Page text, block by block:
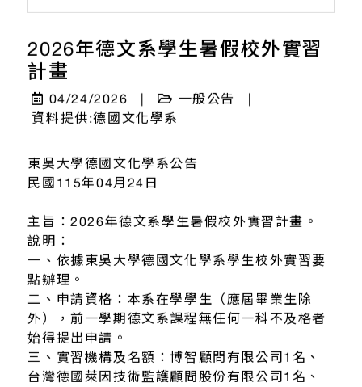
2026年德文系學生暑假校外實習
計畫
04/24/2026 | 一般公告
|
資料提供:德國文化學系
東吳大學德國文化學系公告
民國115年04月24日
主旨：2026年德文系學生暑假校外實習計畫。
說明：
一、依據東吳大學德國文化學系學生校外實習要
點辦理。
二、申請資格：本系在學學生（應屆畢業生除
外），前一學期德文系課程無任何一科不及格者
始得提出申請。
三、實習機構及名額：博智顧問有限公司1名、
台灣德國萊因技術監護顧問股份有限公司1名、